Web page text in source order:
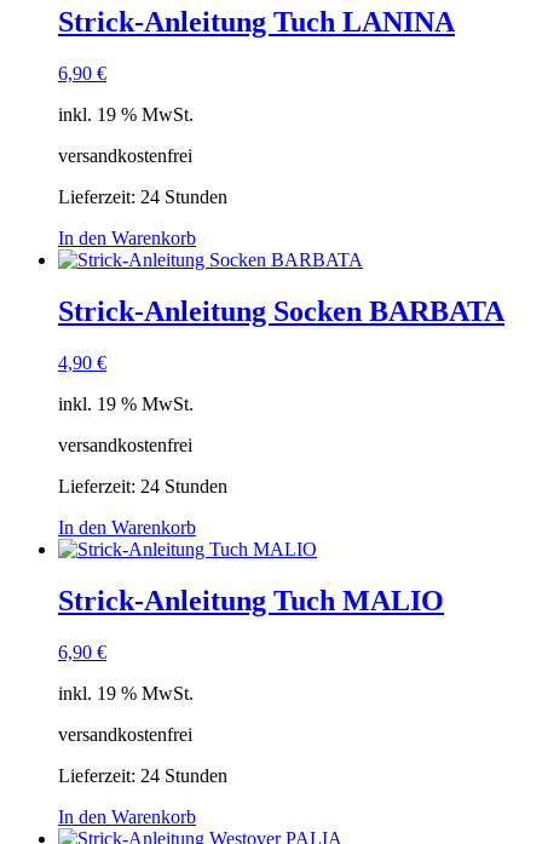
Strick-Anleitung Tuch LANINA
6,90 €
inkl. 19 % MwSt.
versandkostenfrei
Lieferzeit: 24 Stunden
In den Warenkorb
Strick-Anleitung Socken BARBATA
4,90 €
inkl. 19 % MwSt.
versandkostenfrei
Lieferzeit: 24 Stunden
In den Warenkorb
Strick-Anleitung Tuch MALIO
6,90 €
inkl. 19 % MwSt.
versandkostenfrei
Lieferzeit: 24 Stunden
In den Warenkorb